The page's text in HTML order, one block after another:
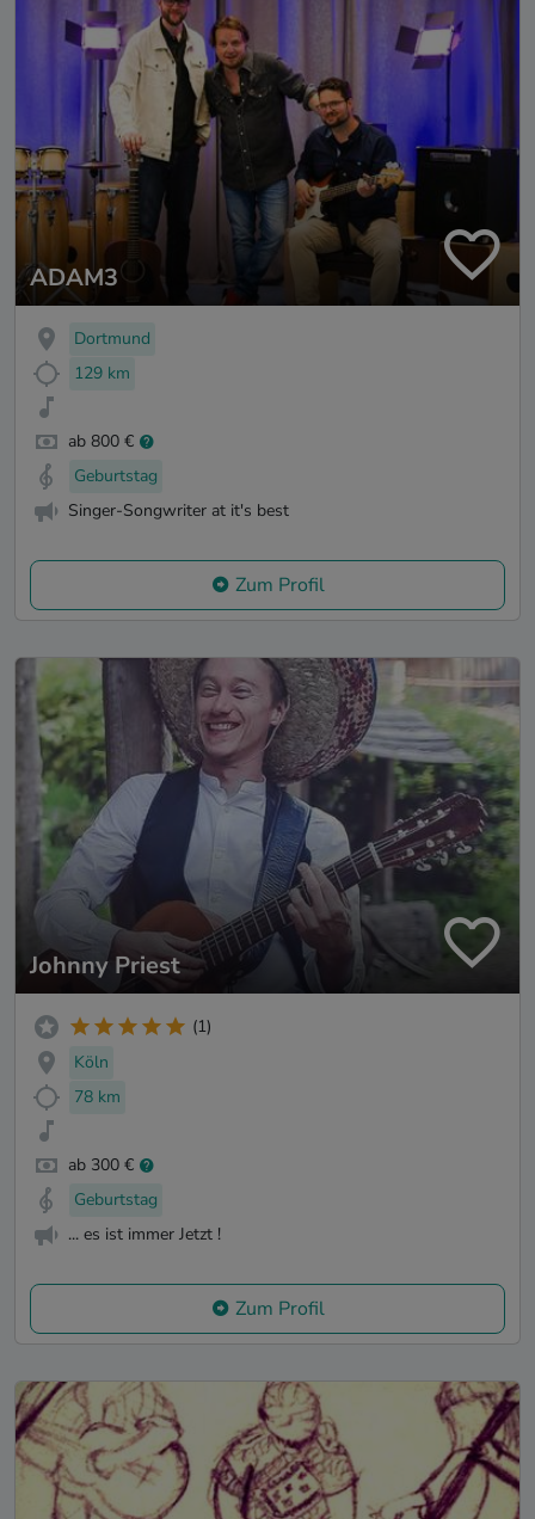
ADAM3
Dortmund
129 km
ab 800 €
Geburtstag
Singer-Songwriter at it's best
Zum Profil
Johnny Priest
(1)
Köln
78 km
ab 300 €
Geburtstag
... es ist immer Jetzt !
Zum Profil